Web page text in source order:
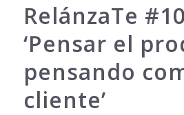
RelánzaTe
‘Pensar el
pensando
cliente’